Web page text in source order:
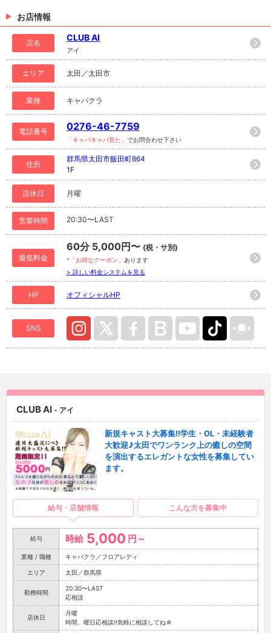
お店情報
店名
CLUB AI
アイ
エリア 太田／太田市
業種 キャバクラ
電話番号 0276-46-7759
「キャバキャバ見た」 でお問合わせ下さい
住所
群馬県太田市飯田町864
1F
店休日 月曜
営業時間 20:30〜LAST
最低料金
60分 5,000円〜 (税・サ別)
*「お得なクーポン」 あります
> 詳しい料金システムを見る
HP オフィシャルHP
SNS
CLUB AI - アイ
新規キャスト大募集!!学生・OL・未経験者
大歓迎♪太田でワンランク上の癒しの空間
を演出するエレガントな女性を募集してい
ます。
給与・店舗情報 こんな方を募集中
給与 時給 5,000 円～
業種 / 職種 キャバクラ／フロアレディ
エリア 太田／群馬県
勤務時間
20:30〜LAST
応相談
店休日
月曜
時間、曜日応相談!!気軽に相談してね☆